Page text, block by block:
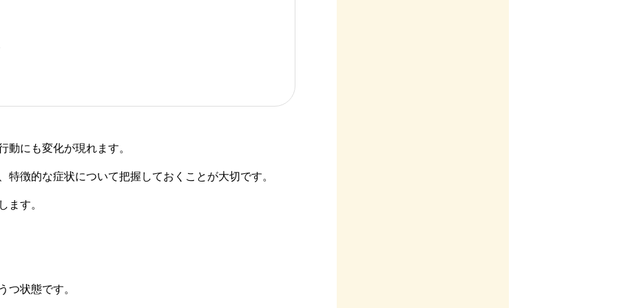
動にも変化が現れます。
徴的な症状について把握しておくことが大切です。
ます。
つ状態です。